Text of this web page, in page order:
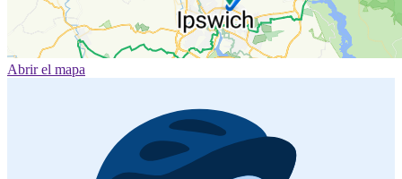
Abrir el mapa